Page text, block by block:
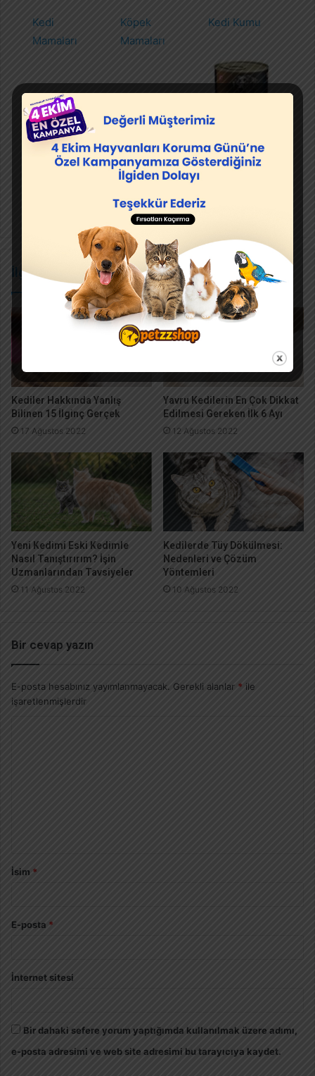
Kedi
Mamaları
Köpek
Mamaları
Kedi Kumu
İlgili Makaleler
Kediler Hakkında Yanlış
Bilinen 15 İlginç Gerçek
17 Ağustos 2022
Yavru Kedilerin En Çok Dikkat
Edilmesi Gereken İlk 6 Ayı
12 Ağustos 2022
Yeni Kedimi Eski Kedimle
Nasıl Tanıştırırım? İşin
Uzmanlarından Tavsiyeler
11 Ağustos 2022
Kedilerde Tüy Dökülmesi:
Nedenleri ve Çözüm
Yöntemleri
10 Ağustos 2022
Bir cevap yazın
E-posta hesabınız yayımlanmayacak. Gerekli alanlar * ile
işaretlenmişlerdir
İsim *
E-posta *
İnternet sitesi
Bir dahaki sefere yorum yaptığımda kullanılmak üzere adımı,
e-posta adresimi ve web site adresimi bu tarayıcıya kaydet.